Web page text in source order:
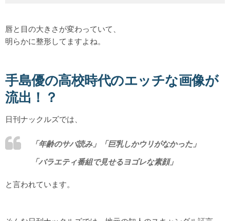
唇と目の大きさが変わっていて、
明らかに整形してますよね。
手島優の高校時代のエッチな画像が
流出！？
日刊ナックルズでは、
「年齢のサバ読み」「巨乳しかウリがなかった」
「バラエティ番組で見せるヨゴレな素顔」
と言われています。